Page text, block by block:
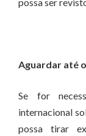
Aguardar até
Se for
internacional
possa tirar